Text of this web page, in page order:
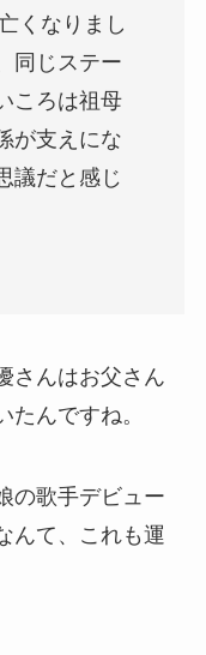
くなりまし
同じステー
ころは祖母
が支えにな
議だと感じ
さんはお父さん
たんですね。
の歌手デビュー
んて、これも運